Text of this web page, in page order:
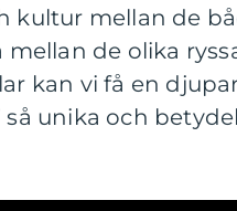
kultur mellan de
mellan de olika
kan vi få en
så unika och